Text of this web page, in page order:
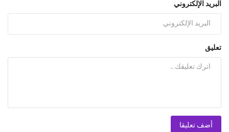
البريد الإلكتروني
تعليق
أضف تعليقا